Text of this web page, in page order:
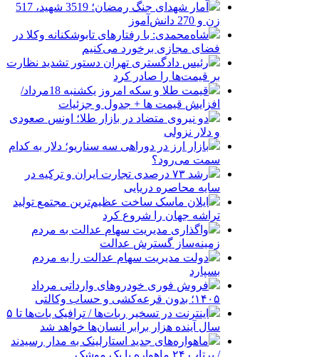
آمار شهدای جنگ رمضان؛ 3519 شهید، 517
زن و 270 دانش‌آموز
شاه‌محمدی: با رفتارهای تابوشکنانه وکلا در
فضای مجازی برخورد می‌کنیم
رئیس دادگستری تهران دستور تشدید نظارت
بر قیمت‌ها را صادر کرد
قیمت طلا و سکه امروز یکشنبه 18مرداد/
افزایش قیمت ها + جدول و جزئیات
دو نیروی متضاد در بازار طلا؛ اونس صعودی
و دلار نزولی
بازار ارز در دوراهی سه سناریو؛ دلار به کدام
سمت می‌رود؟
رشد ۷۳ درصدی تجارت ایران و ترکیه در
سایه محاصره دریایی
ایلان ماسک ساخت عظیم‌ترین مجتمع تولید
تراشه جهان را شروع کرد
واگذاری مدیریت سهام عدالت به مردم
زمینه‌ساز گسترش عدالت
دولت مدیریت سهام عدالت را به مردم
بسپارد
فروش فوری خودروهای وارداتی مرداد
۱۴۰۵؛ بدون قرعه‌کشی و حساب وکالتی
اینترنت در تسخیر ربات‌ها / ترافیک بات‌ها تا ۵
سال آینده هزار برابر انسان‌ها خواهد شد
ماهواره‌های جدید استارلینک به مدار رسیدند